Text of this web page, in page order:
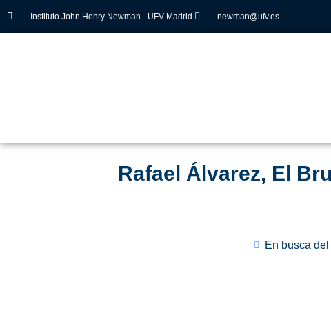
Instituto John Henry Newman - UFV Madrid. newman@ufv.es
Rafael Álvarez, El
En busca